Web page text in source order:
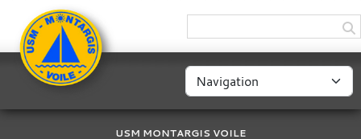
USM MONTARGIS VOILE
Panneau de gestion des cookies